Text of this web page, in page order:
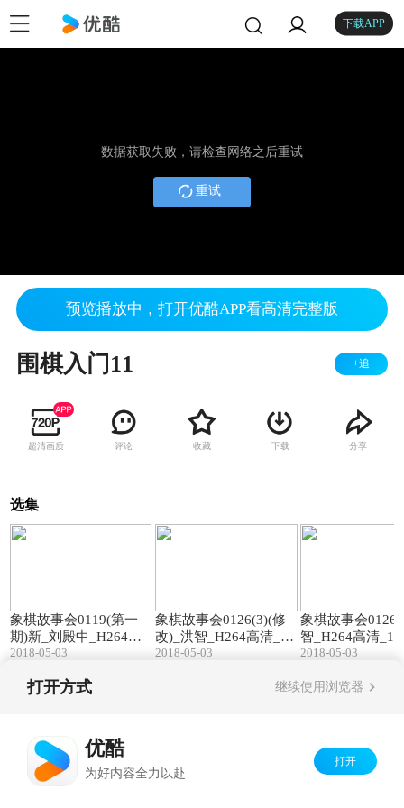
下载APP
数据获取失败，请检查网络之后重试
重试
预览播放中，打开优酷APP看高清完整版
围棋入门11 +追
超清画质 评论 收藏 下载 分享
选集
象棋故事会0119(第一
期)新_刘殿中_H264高
清_1280x720
2018-05-03
象棋故事会0126(3)(修
改)_洪智_H264高清_12
80x720
2018-05-03
象棋故事会
智_H264高清
0
2018-05-03
打开方式 继续使用浏览器
优酷
为好内容全力以赴
打开